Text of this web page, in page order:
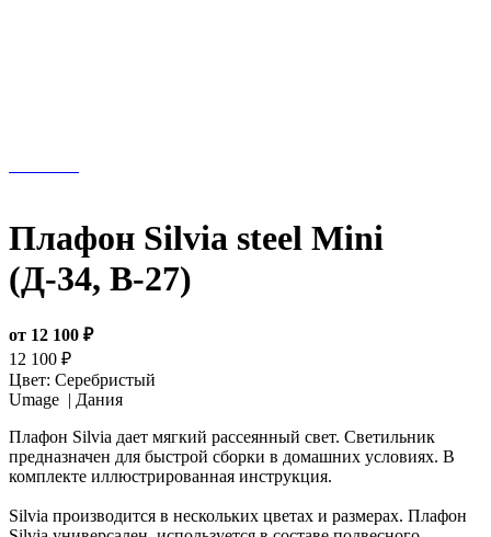
Плафон Silvia steel Mini
(Д-34, В-27)
от 12 100 ₽
12 100 ₽
Цвет: Серебристый
Umage | Дания
Плафон Silvia дает мягкий рассеянный свет. Светильник
предназначен для быстрой сборки в домашних условиях. В
комплекте иллюстрированная инструкция.
Silvia производится в нескольких цветах и размерах. Плафон